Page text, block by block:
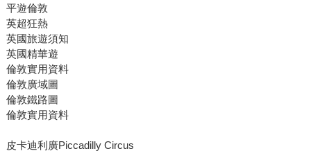
平遊倫敦
英超狂熱
英國旅遊須知
英國精華遊
倫敦實用資料
倫敦廣域圖
倫敦鐵路圖
倫敦實用資料
皮卡迪利廣Piccadilly Circus